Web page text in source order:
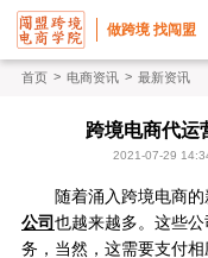
做跨境 找闯盟
首页 > 电商资讯 > 最新资讯
跨境电商代运
2021-07-29
随着涌入跨境电商的
公司也越来越多。这些
务，当然，这需要支付